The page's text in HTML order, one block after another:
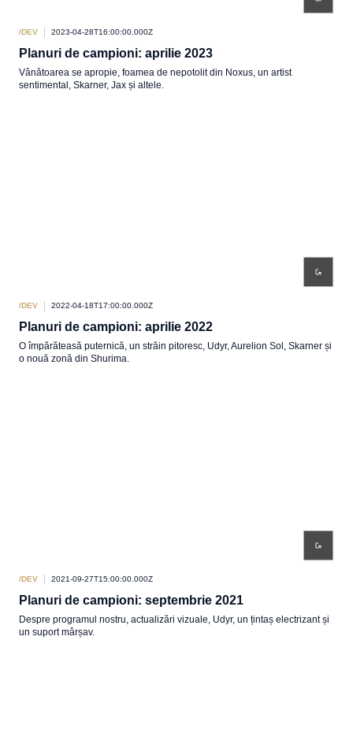
/DEV 2023-04-28T16:00:00.000Z
Planuri de campioni: aprilie 2023
Vânătoarea se apropie, foamea de nepotolit din Noxus, un artist
sentimental, Skarner, Jax și altele.
/DEV 2022-04-18T17:00:00.000Z
Planuri de campioni: aprilie 2022
O împărăteasă puternică, un străin pitoresc, Udyr, Aurelion Sol, Skarner și
o nouă zonă din Shurima.
/DEV 2021-09-27T15:00:00.000Z
Planuri de campioni: septembrie 2021
Despre programul nostru, actualizări vizuale, Udyr, un țintaș electrizant și
un suport mârșav.